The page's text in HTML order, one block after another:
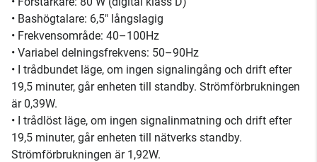
• Bashögtalare: 6,5" långslagig
• Frekvensområde: 40–100Hz
• Variabel delningsfrekvens: 50–90Hz
• I trådbundet läge, om ingen signalingång och drift efter
19,5 minuter, går enheten till standby. Strömförbrukningen
är 0,39W.
• I trådlöst läge, om ingen signalinmatning och drift efter
19,5 minuter, går enheten till nätverks standby.
Strömförbrukningen är 1,92W.